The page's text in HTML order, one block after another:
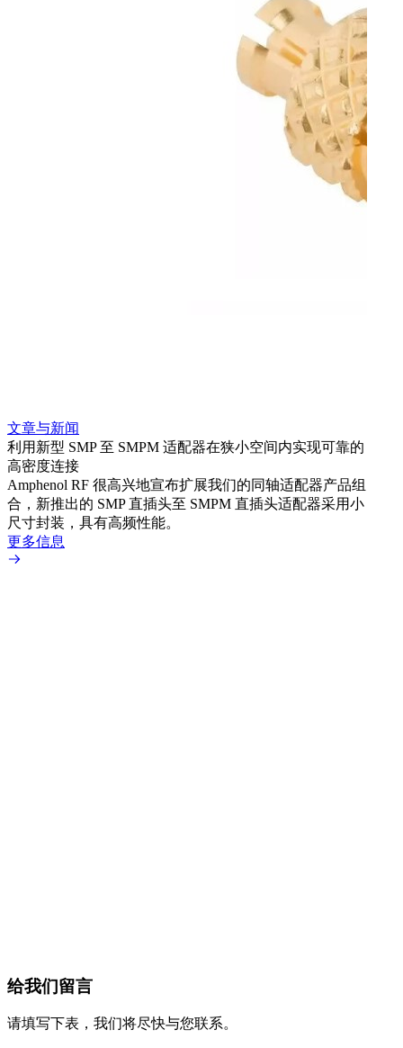
文章与新闻
利用新型 SMP 至 SMPM 适配器在狭小空间内实现可靠的
高密度连接
Amphenol RF 很高兴地宣布扩展我们的同轴适配器产品组
合，新推出的 SMP 直插头至 SMPM 直插头适配器采用小
尺寸封装，具有高频性能。
更多信息
给我们留言
请填写下表，我们将尽快与您联系。